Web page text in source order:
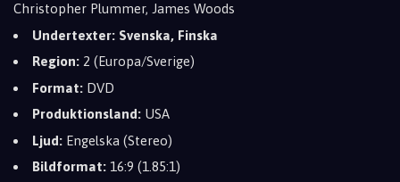
Christopher Plummer, James Woods
Undertexter: Svenska, Finska
Region: 2 (Europa/Sverige)
Format: DVD
Produktionsland: USA
Ljud: Engelska (Stereo)
Bildformat: 16:9 (1.85:1)